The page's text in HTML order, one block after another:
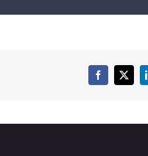
Facebook
X